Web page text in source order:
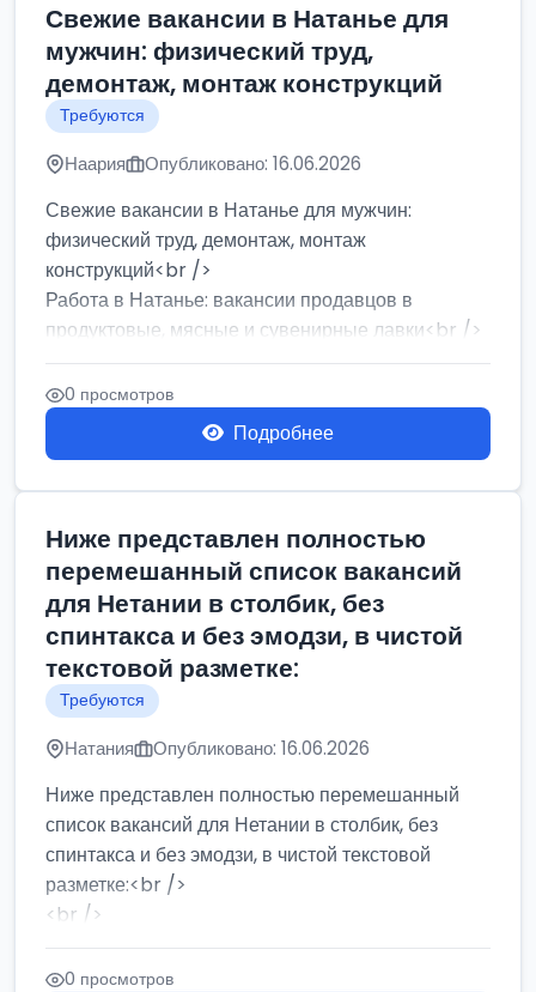
Свежие вакансии в Натанье для
мужчин: физический труд,
демонтаж, монтаж конструкций
Требуются
Наария Опубликовано: 16.06.2026
Свежие вакансии в Натанье для мужчин:
физический труд, демонтаж, монтаж
конструкций<br />
Работа в Натанье: вакансии продавцов в
продуктовые, мясные и сувенирные лавки<br />
Разнорабочий на сборку м...
0 просмотров
Подробнее
Ниже представлен полностью
перемешанный список вакансий
для Нетании в столбик, без
спинтакса и без эмодзи, в чистой
текстовой разметке:
Требуются
Натания Опубликовано: 16.06.2026
Ниже представлен полностью перемешанный
список вакансий для Нетании в столбик, без
спинтакса и без эмодзи, в чистой текстовой
разметке:<br />
<br />
Работа в Нетании на мебельном производстве:
требу...
0 просмотров